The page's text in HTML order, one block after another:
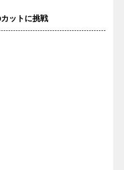
ットに挑戦